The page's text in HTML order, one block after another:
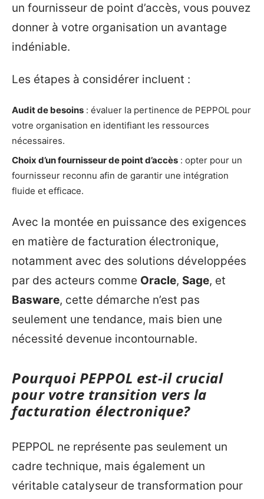
un fournisseur de point d’accès, vous pouvez
donner à votre organisation un avantage
indéniable.
Les étapes à considérer incluent :
Audit de besoins : évaluer la pertinence de PEPPOL pour
votre organisation en identifiant les ressources
nécessaires.
Choix d’un fournisseur de point d’accès : opter pour un
fournisseur reconnu afin de garantir une intégration
fluide et efficace.
Avec la montée en puissance des exigences
en matière de facturation électronique,
notamment avec des solutions développées
par des acteurs comme Oracle, Sage, et
Basware, cette démarche n’est pas
seulement une tendance, mais bien une
nécessité devenue incontournable.
Pourquoi PEPPOL est-il crucial
pour votre transition vers la
facturation électronique?
PEPPOL ne représente pas seulement un
cadre technique, mais également un
véritable catalyseur de transformation pour